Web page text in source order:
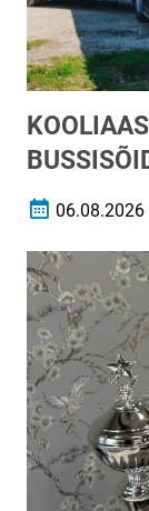
Loomise
06.08.2026